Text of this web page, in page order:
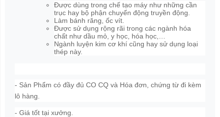
Được dùng trong chế tạo máy như những cần
trục hay bộ phận chuyển động truyền động.
Làm bánh răng, ốc vít.
Được sử dụng rộng rãi trong các ngành hóa
chất như dầu mỏ, y học, hóa học,…
Ngành luyện kim cơ khí cũng hay sử dụng loại
thép này.
- Sản Phẩm có đầy đủ CO CQ và Hóa đơn, chứng từ đi kèm
lô hàng.
- Giá tốt tại xưởng.